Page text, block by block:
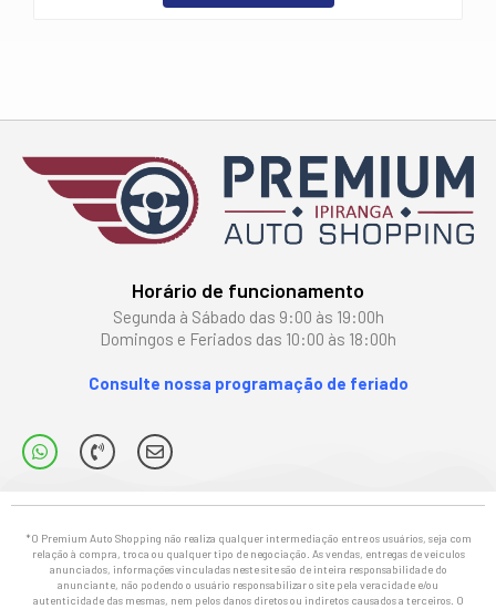
Horário de funcionamento
Segunda à Sábado das 9:00 às 19:00h
Domingos e Feriados das 10:00 às 18:00h
Consulte nossa programação de feriado
*O Premium Auto Shopping não realiza qualquer intermediação entre os usuários, seja com
relação à compra, troca ou qualquer tipo de negociação. As vendas, entregas de veículos
anunciados, informações vinculadas neste site são de inteira responsabilidade do
anunciante, não podendo o usuário responsabilizar o site pela veracidade e/ou
autenticidade das mesmas, nem pelos danos diretos ou indiretos causados a terceiros. O